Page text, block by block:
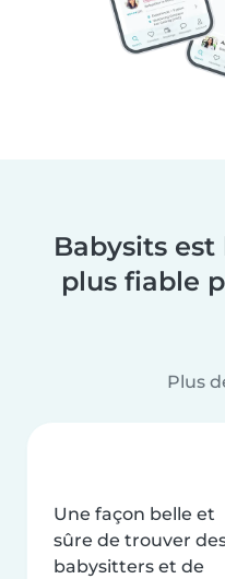
Babysits
plus fiable
Plus
Une façon belle et
sûre de trouver
babysitters et de